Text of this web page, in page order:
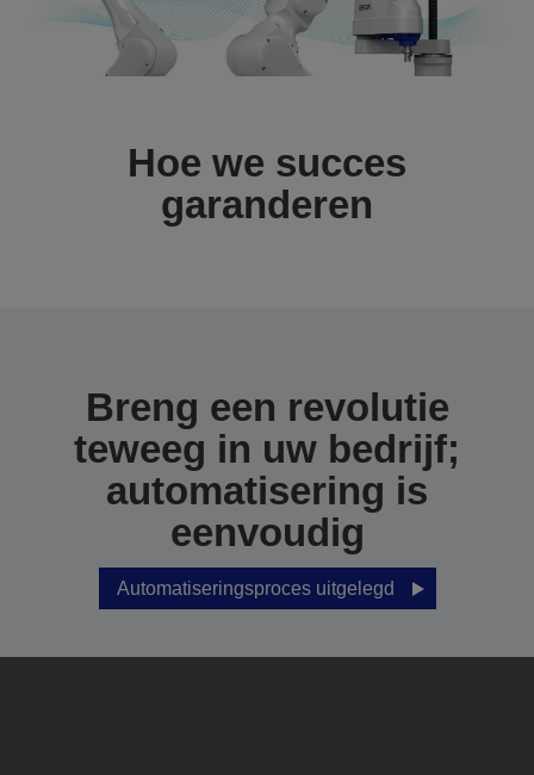
Hoe we succes
garanderen
Breng een revolutie
teweeg in uw bedrijf;
automatisering is
eenvoudig
Automatiseringsproces uitgelegd